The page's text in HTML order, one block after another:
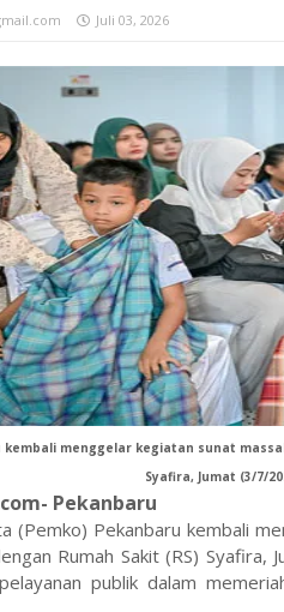
Juli 03, 2026
kembali menggelar kegiatan sunat
Syafira, Jumat (3/7/
Pekanbaru
(Pemko) Pekanbaru kembali
Rumah Sakit (RS)
publik dalam